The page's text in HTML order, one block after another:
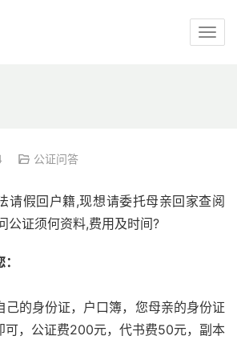
公证问答
请假回户籍,现想请委托母亲回家查阅
公证须何资料,费用及时间?
己的身份证，户口簿，您母亲的身份证
可，公证费200元，代书费50元，副本